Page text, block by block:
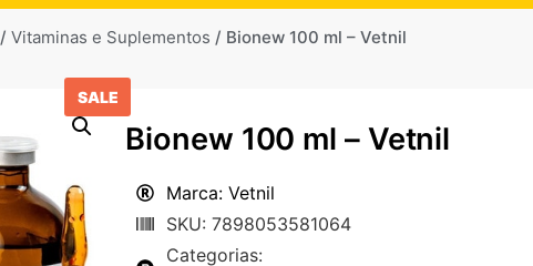
/ Vitaminas e Suplementos / Bionew 100 ml – Vetnil
SALE
Bionew 100 ml – Vetnil
Marca: Vetnil
SKU: 7898053581064
Categorias: